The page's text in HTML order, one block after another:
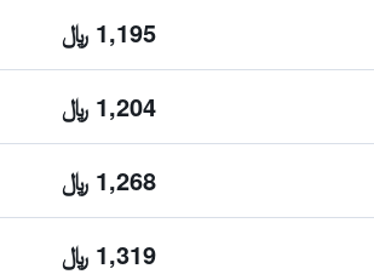
1,195 ﷼
1,204 ﷼
1,268 ﷼
1,319 ﷼